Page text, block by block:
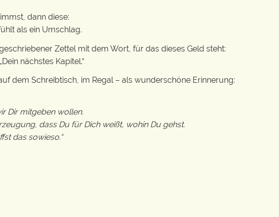
dann diese:
als ein Umschlag.
Zettel mit dem Wort, für das dieses Geld steht:
nächstes Kapitel.“
dem Schreibtisch, im Regal – als wunderschöne Erinnerung:
Dir mitgeben wollen.
dass Du für Dich weißt, wohin Du gehst.
das sowieso.“